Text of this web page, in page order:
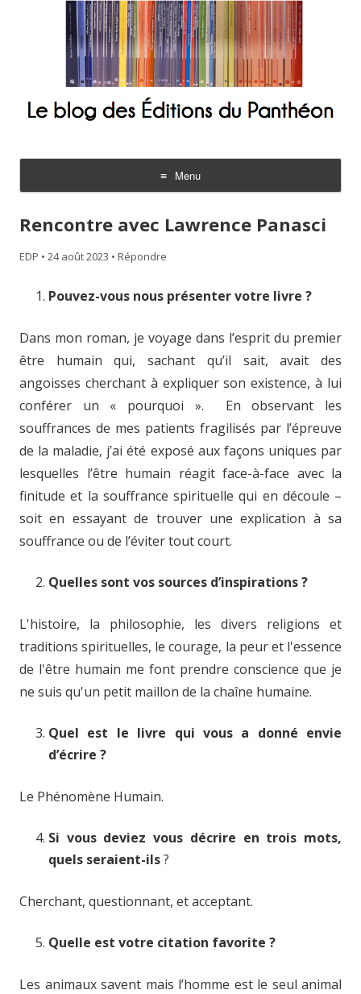
Menu
Aller
contenu
Rencontre avec Lawrence Panasci
EDP • 24 août 2023 • Répondre
Pouvez-vous nous présenter votre livre ?
Dans mon roman, je voyage dans l’esprit du premier
être humain qui, sachant qu’il sait, avait des
angoisses cherchant à expliquer son existence, à lui
conférer un « pourquoi ». En observant les
souffrances de mes patients fragilisés par l’épreuve
de la maladie, j’ai été exposé aux façons uniques par
lesquelles l’être humain réagit face-à-face avec la
finitude et la souffrance spirituelle qui en découle –
soit en essayant de trouver une explication à sa
souffrance ou de l’éviter tout court.
Quelles sont vos sources d’inspirations ?
L'histoire, la philosophie, les divers religions et
traditions spirituelles, le courage, la peur et l'essence
de l'être humain me font prendre conscience que je
ne suis qu'un petit maillon de la chaîne humaine.
Quel est le livre qui vous a donné envie
d’écrire ?
Le Phénomène Humain.
Si vous deviez vous décrire en trois mots,
quels seraient-ils?
Cherchant, questionnant, et acceptant.
Quelle est votre citation favorite ?
Les animaux savent mais l’homme est le seul animal